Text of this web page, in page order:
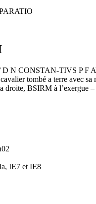
D N CONSTAN-TIVS P F
tombé a terre avec
droite, BSIRM à l’exergue
IE7 et IE8